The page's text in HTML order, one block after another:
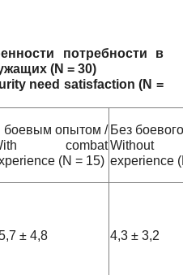
потребности в
(N = 30)
need satisfaction (N =
боевым опытом /
combat
(N = 15)
Без
Without
experience
± 4,8 4,3 ± 3,2